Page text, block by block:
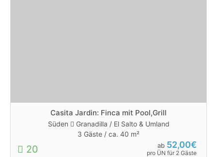
Casita Jardin: Finca mit Pool,Grill
Süden
Granadilla / El Salto & Umland
3 Gäste / ca. 40 m²
20 ab 52,00€
pro ÜN für 2 Gäste